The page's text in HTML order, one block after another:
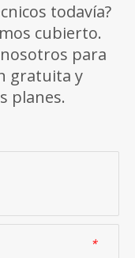
todavía?
cubierto.
para
gratuita y
planes.
*